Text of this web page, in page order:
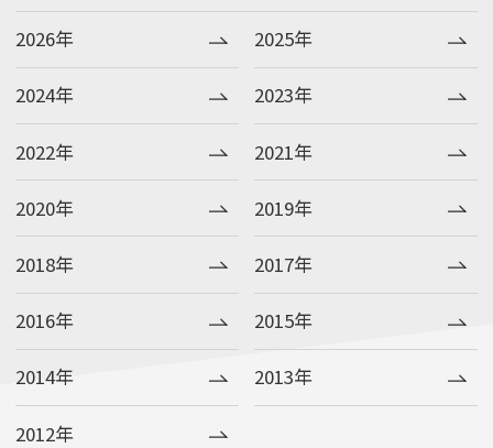
2026年 2025年
2024年 2023年
2022年 2021年
2020年 2019年
2018年 2017年
2016年 2015年
2014年 2013年
2012年